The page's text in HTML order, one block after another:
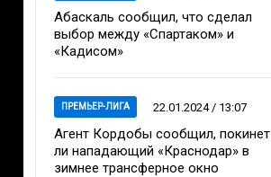
Абаскаль сообщил, что сделал
выбор между «Спартаком» и
«Кадисом»
ПРЕМЬЕР-ЛИГА 22.01.2024 / 13:07
Агент Кордобы сообщил, покинет
ли нападающий «Краснодар» в
зимнее трансферное окно